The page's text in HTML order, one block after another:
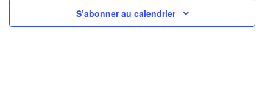
S’abonner au calendrier